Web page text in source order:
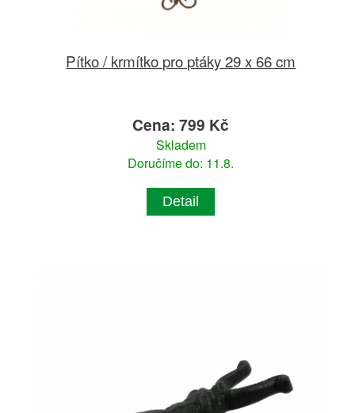
Pítko / krmítko pro ptáky 29 x 66 cm
Cena: 799 Kč
Skladem
Doručíme do: 11.8.
Detail